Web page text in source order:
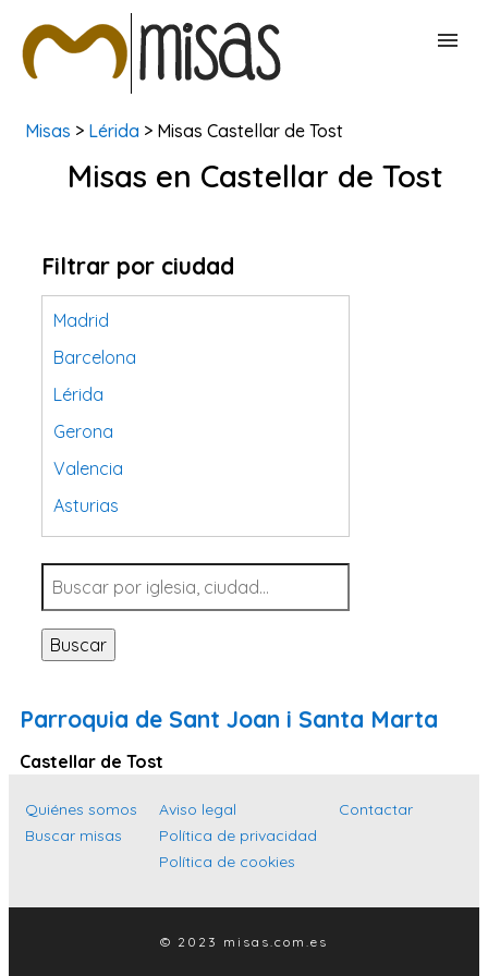
BUSCAR MISAS
Misas > Lérida > Misas Castellar de Tost
Misas en Castellar de Tost
Filtrar por ciudad
Madrid
Barcelona
Lérida
Gerona
Valencia
Asturias
Tarragona
Navarra
Valladolid
Sevilla
Santa Cruz de Tenerife
Cantabria
Islas Baleares
Las Palmas
Alicante
Buscar
Parroquia de Sant Joan i Santa Marta
Castellar de Tost
Quiénes somos
Buscar misas
Aviso legal
Política de privacidad
Política de cookies
Contactar
© 2023 misas.com.es